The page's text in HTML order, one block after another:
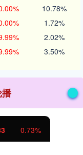
10.78%
1.72%
2.02%
3.50%
0.73%